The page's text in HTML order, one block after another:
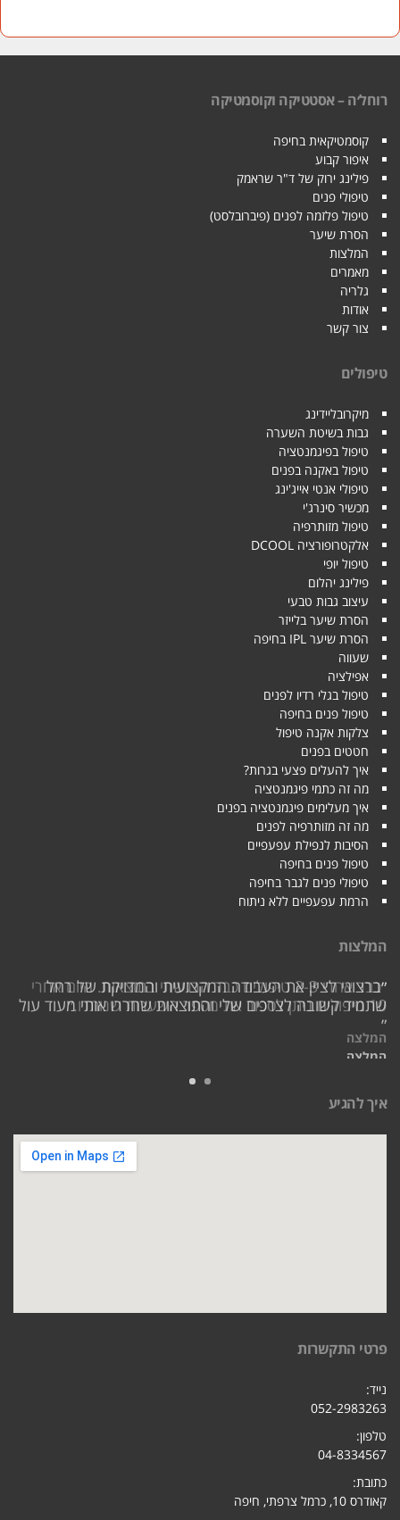
רוחל׳ה – אסטטיקה וקוסמטיקה
קוסמטיקאית בחיפה
איפור קבוע
פילינג ירוק של ד"ר שראמק
טיפולי פנים
טיפול פלזמה לפנים (פיברובלסט)
הסרת שיער
המלצות
מאמרים
גלריה
אודות
צור קשר
טיפולים
מיקרובליידינג
גבות בשיטת השערה
טיפול בפיגמנטציה
טיפול באקנה בפנים
טיפולי אנטי אייג'ינג
מכשיר סינרג'י
טיפול מזותרפיה
אלקטרופורציה DCOOL
טיפול יופי
פילינג יהלום
עיצוב גבות טבעי
הסרת שיער בלייזר
הסרת שיער IPL בחיפה
שעווה
אפילציה
טיפול בגלי רדיו לפנים
טיפול פנים בחיפה
צלקות אקנה טיפול
חטטים בפנים
איך להעלים פצעי בגרות?
מה זה כתמי פיגמנטציה
איך מעלימים פיגמנטציה בפנים
מה זה מזותרפיה לפנים
הסיבות לנפילת עפעפיים
טיפול פנים בחיפה
טיפולי פנים לגבר בחיפה
הרמת עפעפיים ללא ניתוח
המלצות
״ברצוני לציין את העבודה המקצועית והמדויקת של רחל
שתמיד קשובה לצרכים שלי והתוצאות שחררו אותי מעוד עול
״
המלצה
״כבר אחרי 2-3 טיפולים כבר הרגשתי בתוצאות. היום אחרי
10 טיפולים ניתן לספור את מספר השערות שנותרו.״
המלצה
איך להגיע
052-2983263
טלפון:
04-8334567
קאודרס 10, כרמל צרפתי, חיפ